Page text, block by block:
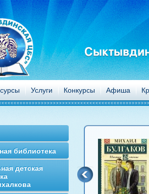
Услуги Конкурсы Афиша
библиотека
детская